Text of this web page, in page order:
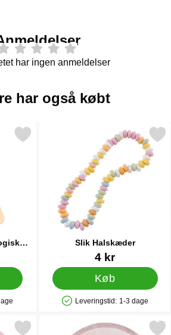
har ingen anmeldelser
har også købt
lager
Nedbrydelige som favorit
Slik Halskæder
Varenr 107394 kr
Køb
Produkttilgængelighed: På lager
Leveringstid: 1-3 dage
Markér slik
Marble Pink som favorit
Markér paptallerkener